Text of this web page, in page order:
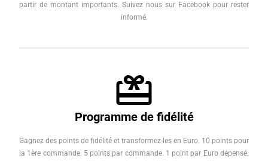
partir de montant importants. Suivez nous sur Facebook pour rester
informé.
Programme de fidélité
Gagnez des points de fidélité et transformez-les en Euro. 10 points pour
la 1ère commande. 5 points par commande. 1 point par Euro dépensé.